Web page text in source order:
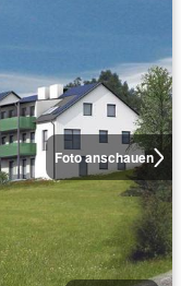
Foto anschauen